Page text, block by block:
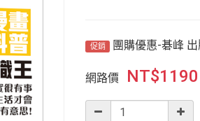
促銷 團購優惠-碁峰
網路價 NT$1190